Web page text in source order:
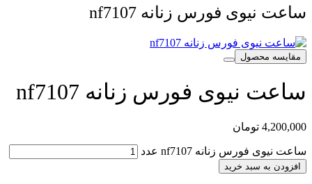
ساعت نیوی فورس زنانه nf7107
مقایسه محصول
ساعت نیوی فورس زنانه nf7107
4,200,000 تومان
ساعت نیوی فورس زنانه nf7107 عدد
افزودن به سبد خرید